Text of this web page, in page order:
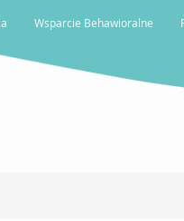
Wsparcie Behawioralne